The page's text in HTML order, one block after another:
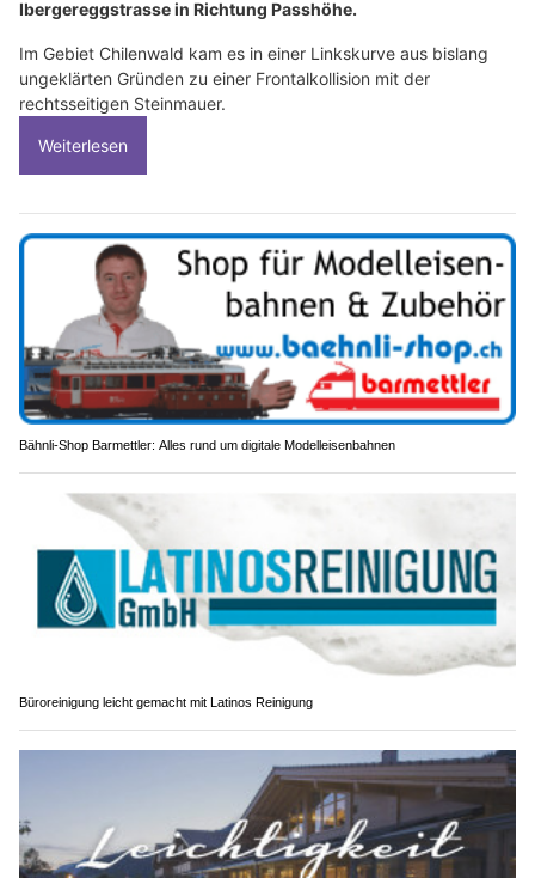
Ibergereggstrasse in Richtung Passhöhe.
Im Gebiet Chilenwald kam es in einer Linkskurve aus bislang
ungeklärten Gründen zu einer Frontalkollision mit der
rechtsseitigen Steinmauer.
Weiterlesen
Bähnli-Shop Barmettler: Alles rund um digitale Modelleisenbahnen
Büroreinigung leicht gemacht mit Latinos Reinigung